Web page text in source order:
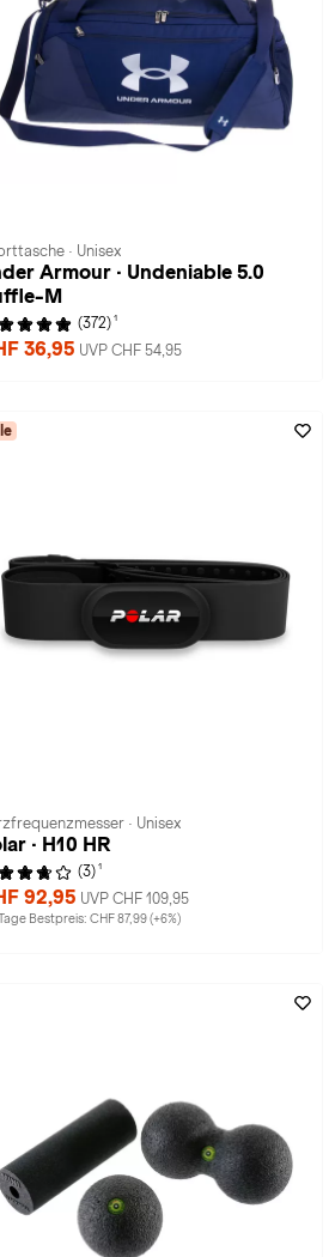
· Unisex
Armour · Undeniable 5.0
M
(372) 1
36,95 UVP CHF 54,95
· Unisex
· H10 HR
(3) 1
92,95 UVP CHF 109,95
Bestpreis: CHF 87,99 (+6%)